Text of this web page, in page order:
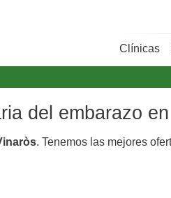
Clínicas
del embarazo
. Tenemos las mejores